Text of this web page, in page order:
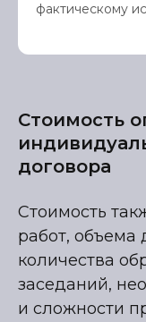
фактическому
Стоимость
договора
Стоимость
работ, объема
количества
заседаний,
и сложности